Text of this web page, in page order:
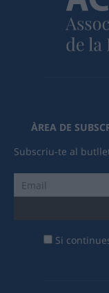
ÀREA DE
Subscriu-te al
Si